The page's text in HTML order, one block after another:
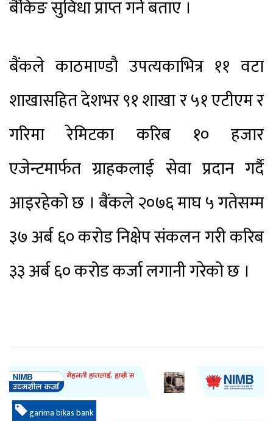
बैंकिङ सुविधा प्राप्त गर्ने बताए ।
बैंकले काठमाण्डौ उपत्यकाभित्र ११ वटा
शाखासहित देशभर ९१ शाखा र ५१ एटीएम र
गरिमा रेमिटका करिब १० हजार
एजेन्टमार्फत ग्राहकलाई सेवा प्रदान गर्दै
आइरहेको छ । बैंकले २०७६ माघ ५ गतेसम्म
३७ अर्ब ६० करोड निक्षेप संकलन गरी करिब
३३ अर्ब ६० करोड कर्जा लगानी गरेको छ ।
garima bikas bank